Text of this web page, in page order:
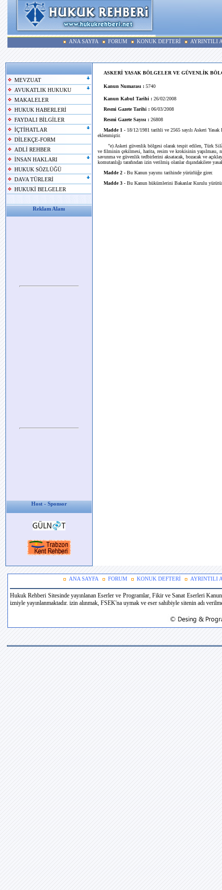
ANA SAYFA FORUM KONUK DEFTERİ AYRINTILI
MEVZUAT
AVUKATLIK HUKUKU
MAKALELER
HUKUK HABERLERİ
FAYDALI BİLGİLER
İÇTİHATLAR
DİLEKÇE-FORM
ADLİ REHBER
İNSAN HAKLARI
HUKUK SÖZLÜĞÜ
DAVA TÜRLERİ
HUKUKİ BELGELER
Reklam Alanı
Host - Sponsor
ASKERİ YASAK BÖLGELER VE GÜVENLİK
Kanun Numarası : 5740
Kanun Kabul Tarihi : 26/02/2008
Resmi Gazete Tarihi : 06/03/2008
Resmi Gazete Sayısı : 26808
Madde 1 - 18/12/1981 tarihli ve 2565 sayılı Askeri
eklenmiştir.
"e) Askeri güvenlik bölgesi olarak tespit edilen, Türk
ve filminin çekilmesi, harita, resim ve krokisinin yapılması,
savunma ve güvenlik tedbirlerini aksatacak, bozacak ve
komutanlığı tarafından izin verilmiş olanlar dışındakilere
Madde 2 - Bu Kanun yayımı tarihinde yürürlüğe girer.
Madde 3 - Bu Kanun hükümlerini Bakanlar Kurulu
ANA SAYFA FORUM KONUK DEFTERİ AYRINTILI
Hukuk Rehberi Sitesinde yayınlanan Eserler ve Programlar, Fikir ve Sanat Eserleri
izniyle yayınlanmaktadır. izin alınmak, FSEK'na uymak ve eser sahibiyle sitenin adı